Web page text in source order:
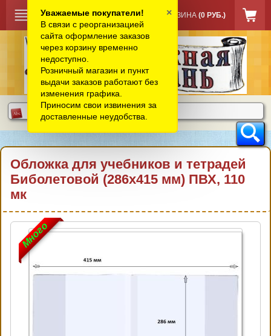
КОРЗИНА (0 РУБ.)
Обложка для учебников и тетрадей
Биболетовой (286х415 мм) ПВХ, 110
мк
Много
Уважаемые покупатели!
В связи с реорганизацией
сайта оформление заказов
через корзину временно
недоступно.
Розничный магазин и пункт
выдачи заказов работают без
изменения графика.
Приносим свои извинения за
доставленные неудобства.
×